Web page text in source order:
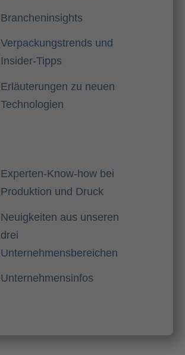
Brancheninsights
Verpackungstrends und
Insider-Tipps
Erläuterungen zu neuen
Technologien
Experten-Know-how bei
Produktion und Druck
Neuigkeiten aus unseren
drei
Unternehmensbereichen
Unternehmensinfos